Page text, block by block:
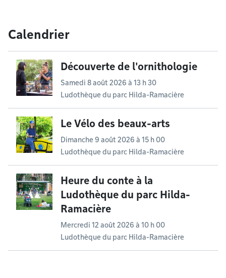
Calendrier
Découverte de l'ornithologie
Samedi 8 août 2026 à 13 h 30
Ludothèque du parc Hilda-Ramacière
Le Vélo des beaux-arts
Dimanche 9 août 2026 à 15 h 00
Ludothèque du parc Hilda-Ramacière
Heure du conte à la
Ludothèque du parc Hilda-
Ramacière
Mercredi 12 août 2026 à 10 h 00
Ludothèque du parc Hilda-Ramacière